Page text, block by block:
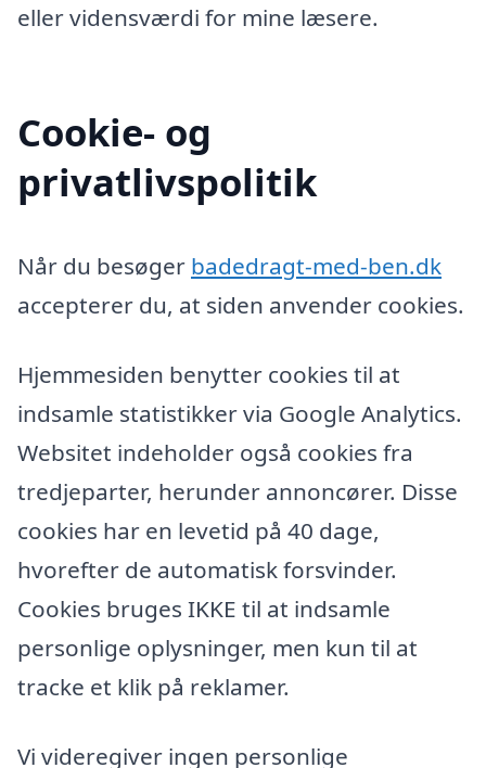
eller vidensværdi for mine læsere.
Cookie- og
privatlivspolitik
Når du besøger badedragt-med-ben.dk
accepterer du, at siden anvender cookies.
Hjemmesiden benytter cookies til at
indsamle statistikker via Google Analytics.
Websitet indeholder også cookies fra
tredjeparter, herunder annoncører. Disse
cookies har en levetid på 40 dage,
hvorefter de automatisk forsvinder.
Cookies bruges IKKE til at indsamle
personlige oplysninger, men kun til at
tracke et klik på reklamer.
Vi videregiver ingen personlige